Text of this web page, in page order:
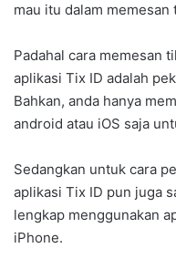
mau itu dalam
Padahal cara memesan
aplikasi Tix ID adalah
Bahkan, anda hanya
android atau iOS saja
Sedangkan untuk cara
aplikasi Tix ID pun juga
lengkap menggunakan
iPhone.